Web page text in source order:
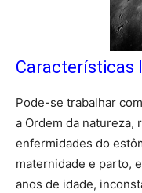
Características
Pode-se trabalhar
a Ordem da natureza,
enfermidades do
maternidade e parto,
anos de idade,